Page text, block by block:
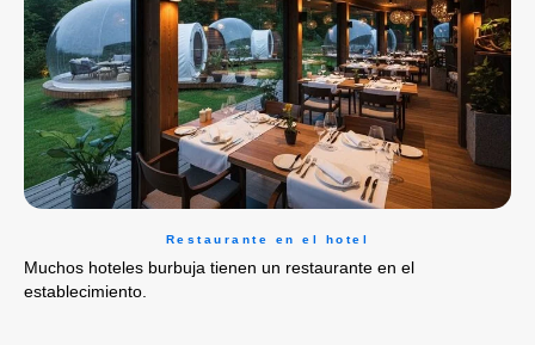
Restaurante en el hotel
Muchos hoteles burbuja tienen un restaurante en el
establecimiento.